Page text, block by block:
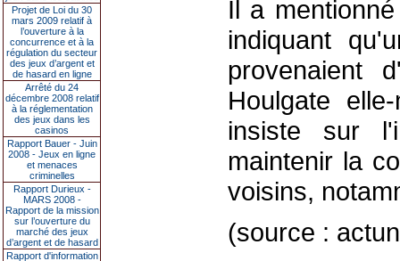
Projet de Loi du 30
mars 2009 relatif à
l’ouverture à la
concurrence et à la
régulation du secteur
des jeux d’argent et
de hasard en ligne
Arrêté du 24
décembre 2008 relatif
à la réglementation
des jeux dans les
casinos
Rapport Bauer - Juin
2008 - Jeux en ligne
et menaces
criminelles
Rapport Durieux -
MARS 2008 -
Rapport de la mission
sur l’ouverture du
marché des jeux
d’argent et de hasard
Rapport d'information
Il a
indiquant
provenaient
Houlgate
insiste sur
maintenir la
voisins,
(source :